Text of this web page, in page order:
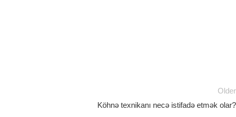
Older
Köhnə texnikanı necə istifadə etmək olar?